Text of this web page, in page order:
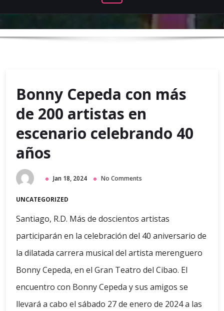
Bonny Cepeda con más
de 200 artistas en
escenario celebrando 40
años
Jan 18, 2024 No Comments
UNCATEGORIZED
Santiago, R.D. Más de doscientos artistas
participarán en la celebración del 40 aniversario de
la dilatada carrera musical del artista merenguero
Bonny Cepeda, en el Gran Teatro del Cibao. El
encuentro con Bonny Cepeda y sus amigos se
llevará a cabo el sábado 27 de enero de 2024 a las